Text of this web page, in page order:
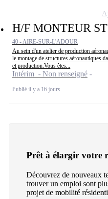
H/F MONTEUR
40 - AIRE-SUR-L'ADOUR
Au sein d'un atelier de production
le montage de structures aéronautiques
et production.Vous êtes...
Intérim - Non renseigné
Publié il y a 16 jours
Prêt à élargir votre
Découvrez de nouveaux
trouver un emploi sont
projet de mobilité